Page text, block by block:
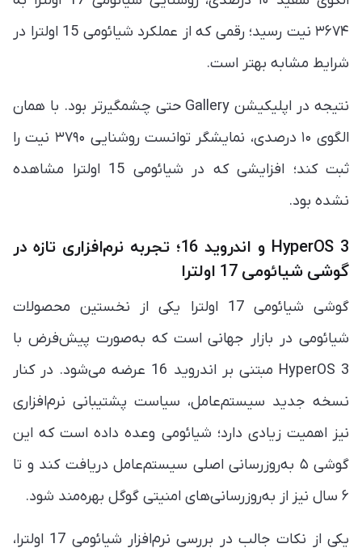
۳۶۷۴ نیت رسید؛ رقمی که از عملکرد شیائومی 15 اولترا در
شرایط مشابه بهتر است.
نتیجه در اپلیکیشن Gallery حتی چشمگیرتر بود. با همان
الگوی ۱۰ درصدی، نمایشگر توانست روشنایی ۳۷۹۰ نیت را
ثبت کند؛ افزایشی که در شیائومی 15 اولترا مشاهده
نشده بود.
HyperOS 3 و اندروید 16؛ تجربه نرم‌افزاری تازه در
گوشی شیائومی 17 اولترا
گوشی شیائومی 17 اولترا یکی از نخستین محصولات
شیائومی در بازار جهانی است که به‌صورت پیش‌فرض با
HyperOS 3 مبتنی بر اندروید 16 عرضه می‌شود. در کنار
نسخه جدید سیستم‌عامل، سیاست پشتیبانی نرم‌افزاری
نیز اهمیت زیادی دارد؛ شیائومی وعده داده است که این
گوشی ۵ به‌روزرسانی اصلی سیستم‌عامل دریافت کند و تا
۶ سال نیز از به‌روزرسانی‌های امنیتی گوگل بهره‌مند شود.
یکی از نکات جالب در بررسی نرم‌افزار شیائومی 17 اولترا،